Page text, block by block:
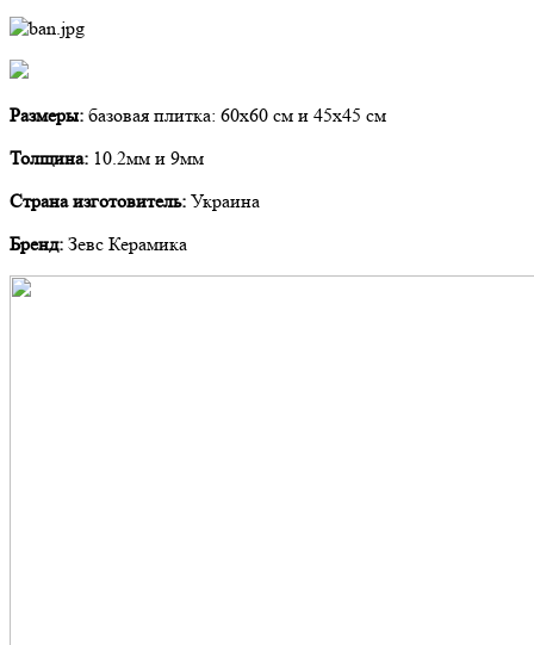
Размеры: базовая плитка: 60х60 см и 45х45 см
Толщина: 10.2мм и 9мм
Страна изготовитель: Украина
Бренд: Зевс Керамика